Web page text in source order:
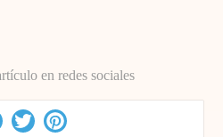
en redes sociales
Facebook
Twitter